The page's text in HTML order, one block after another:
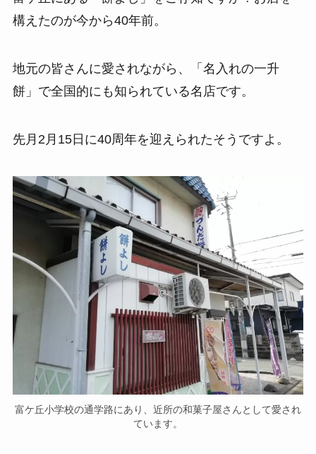
構えたのが今から40年前。
地元の皆さんに愛されながら、「名入れの一升
餅」で全国的にも知られている名店です。
先月2月15日に40周年を迎えられたそうですよ。
富ケ丘小学校の通学路にあり、近所の和菓子屋さんとして愛され
ています。